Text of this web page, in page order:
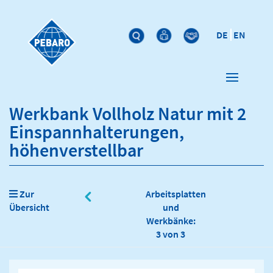
DE EN
Werkbank Vollholz Natur mit 2
Einspannhalterungen,
höhenverstellbar
Zur
Übersicht
Arbeitsplatten
und
Werkbänke:
3 von 3